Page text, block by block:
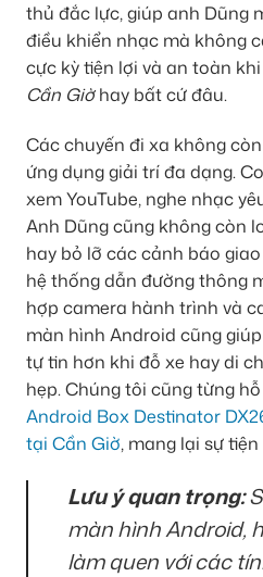
thủ đắc lực, giúp anh Dũng
điều khiển nhạc mà không
cực kỳ tiện lợi và an toàn
Cần Giờhay bất cứ đâu.
Các chuyến đi xa không
ứng dụng giải trí đa dạng.
xem YouTube, nghe nhạc
Anh Dũng cũng không còn
hay bỏ lỡ các cảnh báo
hệ thống dẫn đường thông
hợp camera hành trình và
màn hình Android cũng
tự tin hơn khi đỗ xe hay di
hẹp. Chúng tôi cũng từng
Android Box Destinator
tại Cần Giờ, mang lại sự
Lưu ý quan trọng:
màn hình Android,
làm quen với các